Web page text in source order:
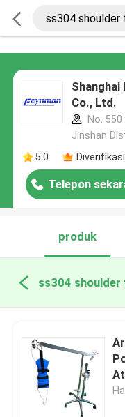
Shanghai
Co., Ltd.
No.
Jinshan
5.0
Telepon
produk